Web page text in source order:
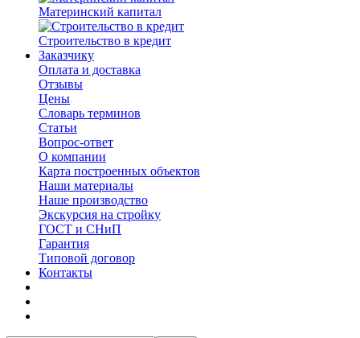
Материнский капитал
Строительство в кредит
Заказчику
Оплата и доставка
Отзывы
Цены
Словарь терминов
Статьи
Вопрос-ответ
О компании
Карта построенных объектов
Наши материалы
Наше производство
Экскурсия на стройку
ГОСТ и СНиП
Гарантия
Типовой договор
Контакты